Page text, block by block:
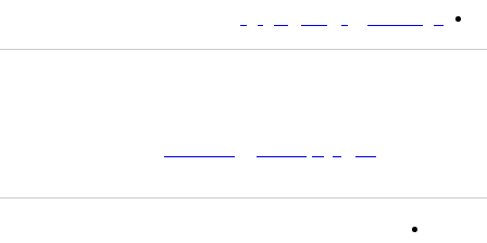
مؤسسه آموزش عالی فردوس
تلفن: